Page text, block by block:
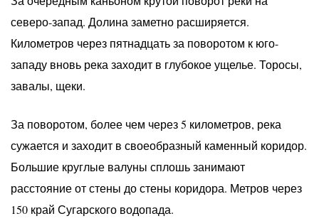
северо-запад. Долина заметно расширяется.
Километров через пятнадцать за поворотом к юго-
западу вновь река заходит в глубокое ущелье. Торосы,
завалы, щеки.
За поворотом, более чем через 5 километров, река
сужается и заходит в своеобразный каменный коридор.
Большие круглые валуны сплошь занимают
расстояние от стены до стены коридора. Метров через
150 край Сугарского водопада.